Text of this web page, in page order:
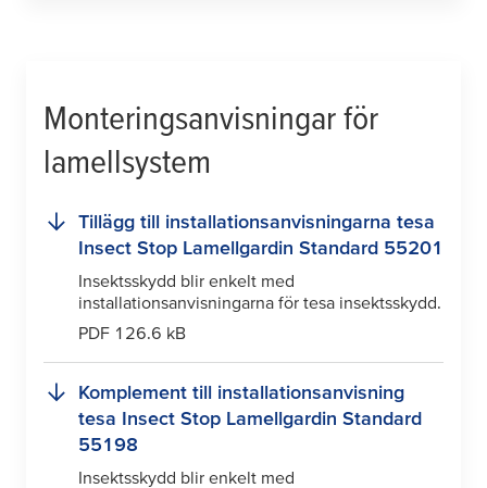
Monteringsanvisningar för
lamellsystem
Tillägg till installationsanvisningarna tesa
Insect Stop Lamellgardin Standard 55201
Insektsskydd blir enkelt med
installationsanvisningarna för tesa insektsskydd.
PDF 126.6 kB
Komplement till installationsanvisning
tesa Insect Stop Lamellgardin Standard
55198
Insektsskydd blir enkelt med